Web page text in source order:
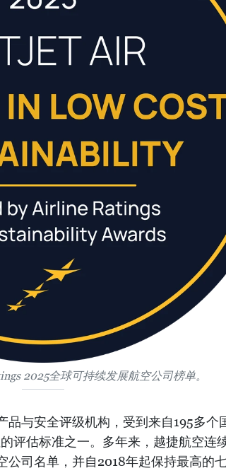
2025全球可持续发展航空公司榜单。
与安全评级机构，受到来自195多个
评估标准之一。多年来，越捷航空连
司名单，并自2018年起保持最高的